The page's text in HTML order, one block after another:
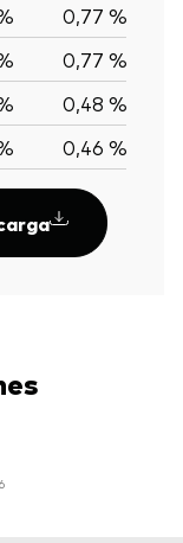
0,77 %
0,77 %
0,48 %
0,46 %